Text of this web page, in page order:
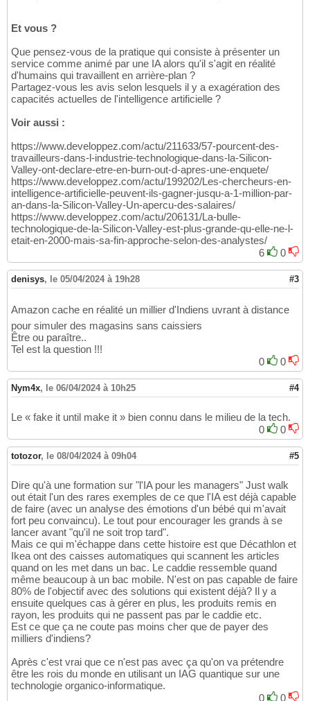
Et vous ?
Que pensez-vous de la pratique qui consiste à présenter un
service comme animé par une IA alors qu'il s'agit en réalité
d'humains qui travaillent en arrière-plan ?
Partagez-vous les avis selon lesquels il y a exagération des
capacités actuelles de l'intelligence artificielle ?
Voir aussi :
https://www.developpez.com/actu/211633/57-pourcent-des-
travailleurs-dans-l-industrie-technologique-dans-la-Silicon-
Valley-ont-declare-etre-en-burn-out-d-apres-une-enquete/
https://www.developpez.com/actu/199202/Les-chercheurs-en-
intelligence-artificielle-peuvent-ils-gagner-jusqu-a-1-million-par-
an-dans-la-Silicon-Valley-Un-apercu-des-salaires/
https://www.developpez.com/actu/206131/La-bulle-
technologique-de-la-Silicon-Valley-est-plus-grande-qu-elle-ne-l-
etait-en-2000-mais-sa-fin-approche-selon-des-analystes/
6
0
denisys, le 05/04/2024 à 19h28 #3
Amazon cache en réalité un millier d'Indiens uvrant à distance
pour simuler des magasins sans caissiers
Être ou paraître..
Tel est la question !!!
0
0
Nym4x, le 06/04/2024 à 10h25 #4
Le « fake it until make it » bien connu dans le milieu de la tech.
0
0
totozor, le 08/04/2024 à 09h04 #5
Dire qu'à une formation sur "l'IA pour les managers" Just walk
out était l'un des rares exemples de ce que l'IA est déjà capable
de faire (avec un analyse des émotions d'un bébé qui m'avait
fort peu convaincu). Le tout pour encourager les grands à se
lancer avant "qu'il ne soit trop tard".
Mais ce qui m'échappe dans cette histoire est que Décathlon et
Ikea ont des caisses automatiques qui scannent les articles
quand on les met dans un bac. Le caddie ressemble quand
même beaucoup à un bac mobile. N'est on pas capable de faire
80% de l'objectif avec des solutions qui existent déjà? Il y a
ensuite quelques cas à gérer en plus, les produits remis en
rayon, les produits qui ne passent pas par le caddie etc.
Est ce que ça ne coute pas moins cher que de payer des
milliers d'indiens?
Après c'est vrai que ce n'est pas avec ça qu'on va prétendre
être les rois du monde en utilisant un IAG quantique sur une
technologie organico-informatique.
0
0